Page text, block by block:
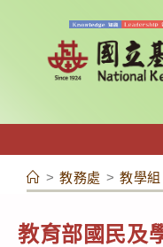
容
> 教務處 > 教學組
教育部國民及